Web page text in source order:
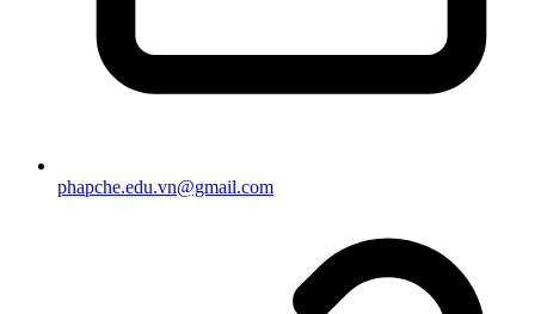
phapche.edu.vn@gmail.com